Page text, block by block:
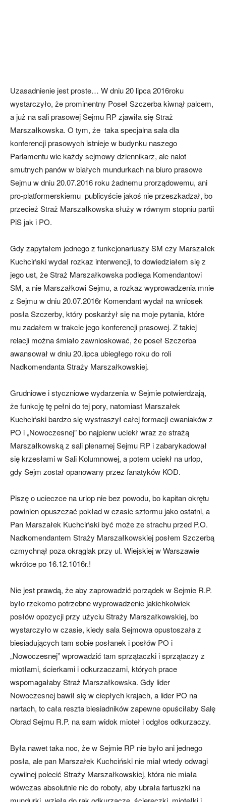
Uzasadnienie jest proste… W dniu 20 lipca 2016roku
wystarczyło, że prominentny Poseł Szczerba kiwnął palcem,
a już na sali prasowej Sejmu RP zjawiła się Straż
Marszałkowska. O tym, że taka specjalna sala dla
konferencji prasowych istnieje w budynku naszego
Parlamentu wie każdy sejmowy dziennikarz, ale nalot
smutnych panów w białych mundurkach na biuro prasowe
Sejmu w dniu 20.07.2016 roku żadnemu prorządowemu, ani
pro-platformerskiemu publicyście jakoś nie przeszkadzał, bo
przecież Straż Marszałkowska służy w równym stopniu partii
PiS jak i PO.
Gdy zapytałem jednego z funkcjonariuszy SM czy Marszałek
Kuchciński wydał rozkaz interwencji, to dowiedziałem się z
jego ust, że Straż Marszałkowska podlega Komendantowi
SM, a nie Marszałkowi Sejmu, a rozkaz wyprowadzenia mnie
z Sejmu w dniu 20.07.2016r Komendant wydał na wniosek
posła Szczerby, który poskarżył się na moje pytania, które
mu zadałem w trakcie jego konferencji prasowej. Z takiej
relacji można śmiało zawnioskować, że poseł Szczerba
awansował w dniu 20.lipca ubiegłego roku do roli
Nadkomendanta Straży Marszałkowskiej.
Grudniowe i styczniowe wydarzenia w Sejmie potwierdzają,
że funkcję tę pełni do tej pory, natomiast Marszałek
Kuchciński bardzo się wystraszył całej formacji cwaniaków z
PO i „Nowoczesnej” bo najpierw uciekł wraz ze strażą
Marszałkowską z sali plenarnej Sejmu RP i zabarykadował
się krzesłami w Sali Kolumnowej, a potem uciekł na urlop,
gdy Sejm został opanowany przez fanatyków KOD.
Piszę o ucieczce na urlop nie bez powodu, bo kapitan okrętu
powinien opuszczać pokład w czasie sztormu jako ostatni, a
Pan Marszałek Kuchciński być może ze strachu przed P.O.
Nadkomendantem Straży Marszałkowskiej posłem Szczerbą
czmychnął poza okrąglak przy ul. Wiejskiej w Warszawie
wkrótce po 16.12.1016r.!
Nie jest prawdą, że aby zaprowadzić porządek w Sejmie R.P.
było rzekomo potrzebne wyprowadzenie jakichkolwiek
posłów opozycji przy użyciu Straży Marszałkowskiej, bo
wystarczyło w czasie, kiedy sala Sejmowa opustoszała z
biesiadujących tam sobie posłanek i posłów PO i
„Nowoczesnej” wprowadzić tam sprzątaczki i sprzątaczy z
miotłami, ścierkami i odkurzaczami, których prace
wspomagałaby Straż Marszałkowska. Gdy lider
Nowoczesnej bawił się w ciepłych krajach, a lider PO na
nartach, to cała reszta biesiadników zapewne opuściłaby Salę
Obrad Sejmu R.P. na sam widok mioteł i odgłos odkurzaczy.
Była nawet taka noc, że w Sejmie RP nie było ani jednego
posła, ale pan Marszałek Kuchciński nie miał wtedy odwagi
cywilnej polecić Straży Marszałkowskiej, która nie miała
wówczas absolutnie nic do roboty, aby ubrała fartuszki na